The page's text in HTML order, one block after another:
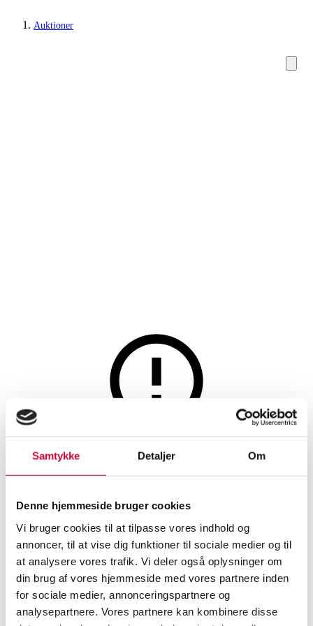
Samtykke Detaljer Om
Denne hjemmeside bruger cookies
Vi bruger cookies til at tilpasse vores indhold og
annoncer, til at vise dig funktioner til sociale medier og til
at analysere vores trafik. Vi deler også oplysninger om
din brug af vores hjemmeside med vores partnere inden
for sociale medier, annonceringspartnere og
analysepartnere. Vores partnere kan kombinere disse
Auktioner
Grafik og fotografi
Søren Vilhelm/Artpusher.
'Frede Royal Copenhagen 24K'
SHOWROOM
København
VURDERING
DKK
VARENUMMER
6539038
Momsvare